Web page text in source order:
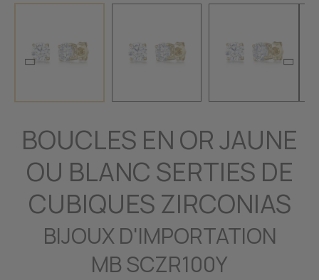
BOUCLES EN OR JAUNE
OU BLANC SERTIES DE
CUBIQUES ZIRCONIAS
BIJOUX D'IMPORTATION
MB SCZR100Y